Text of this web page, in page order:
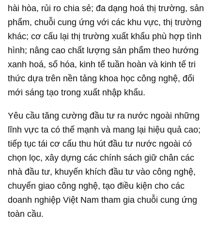
hài hòa, rủi ro chia sẻ; đa dạng hoá thị trường, sản
phẩm, chuỗi cung ứng với các khu vực, thị trường
khác; cơ cấu lại thị trường xuất khẩu phù hợp tình
hình; nâng cao chất lượng sản phẩm theo hướng
xanh hoá, số hóa, kinh tế tuần hoàn và kinh tế tri
thức dựa trên nền tảng khoa học công nghệ, đổi
mới sáng tạo trong xuất nhập khẩu.
Yêu cầu tăng cường đầu tư ra nước ngoài những
lĩnh vực ta có thế mạnh và mang lại hiệu quả cao;
tiếp tục tái cơ cấu thu hút đầu tư nước ngoài có
chọn lọc, xây dựng các chính sách giữ chân các
nhà đầu tư, khuyến khích đầu tư vào công nghệ,
chuyển giao công nghệ, tạo điều kiện cho các
doanh nghiệp Việt Nam tham gia chuỗi cung ứng
toàn cầu.